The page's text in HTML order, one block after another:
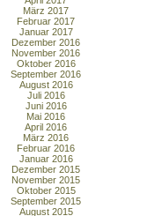
März 2017
Februar 2017
Januar 2017
Dezember 2016
November 2016
Oktober 2016
September 2016
August 2016
Juli 2016
Juni 2016
Mai 2016
April 2016
März 2016
Februar 2016
Januar 2016
Dezember 2015
November 2015
Oktober 2015
September 2015
August 2015